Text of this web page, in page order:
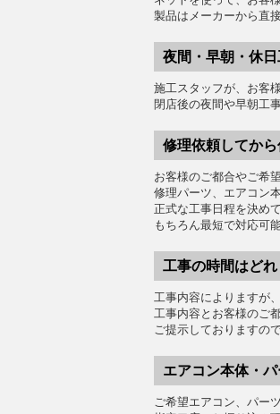
製品はメーカーから直
夜間・早朝・休
施工スタッフが、お客
閉店後の夜間や早朝工
修理依頼してか
お客様のご都合やご希
修理パーツ、エアコン
正式な工事日程を決め
もちろん最短で対応可
工事の時間はどれ
工事内容によりますが
工事内容とお客様のご
ご提示しておりますの
エアコン本体・
ご希望エアコン、パー